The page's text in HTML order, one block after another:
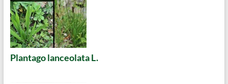
Plantago lanceolata L.